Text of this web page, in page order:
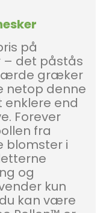
på
– det påstås
græker
netop denne
enklere end
Forever
fra
blomster i
og
kun
kan være